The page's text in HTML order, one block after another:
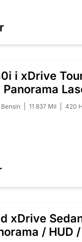
i xDrive
Bensin 11 837 Mil
420
xDrive
/ HUD